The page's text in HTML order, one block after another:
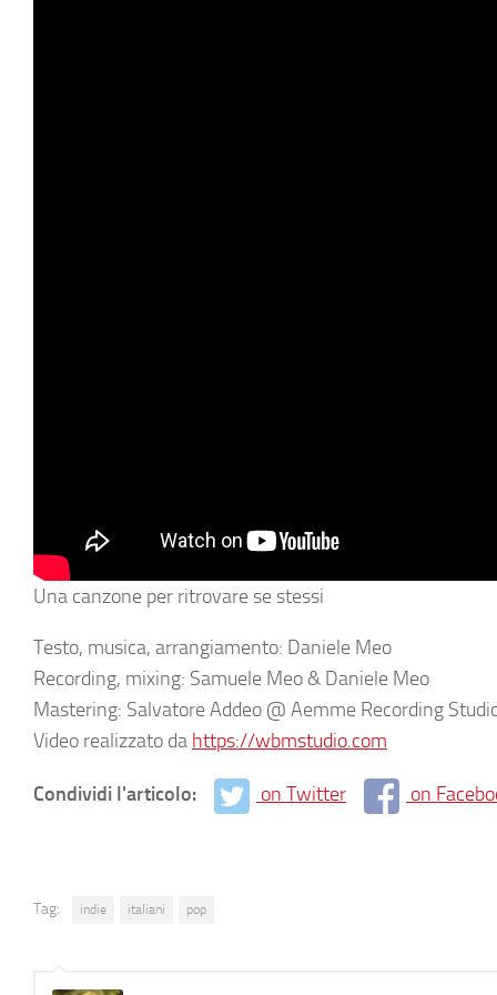
Una canzone per ritrovare se stessi
Testo, musica, arrangiamento: Daniele Meo
Recording, mixing: Samuele Meo & Daniele Meo
Mastering: Salvatore Addeo @ Aemme Recording
Video realizzato da https://wbmstudio.com
Condividi l'articolo: on Twitter on
Tag: indie italiani pop